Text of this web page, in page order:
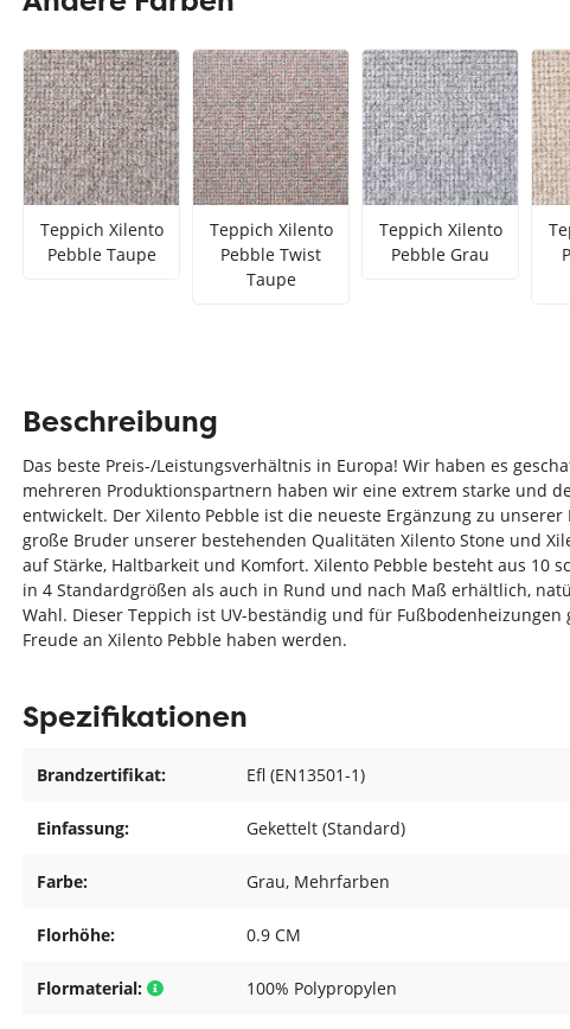
Teppich Rot
Zur Kategorie Teppich Farben
Zur Kategorie Teppich Sorten
Teppich Xilento
Pebble Taupe
Teppich Xilento
Pebble Twist
Taupe
Teppich Xilento
Pebble Grau
Beschreibung
Das beste Preis-/Leistungsverhältnis in Europa! Wir haben es
mehreren Produktionspartnern haben wir eine extrem starke und
entwickelt. Der Xilento Pebble ist die neueste Ergänzung zu
große Bruder unserer bestehenden Qualitäten Xilento Stone und
auf Stärke, Haltbarkeit und Komfort. Xilento Pebble besteht aus 10
in 4 Standardgrößen als auch in Rund und nach Maß erhältlich,
Wahl. Dieser Teppich ist UV-beständig und für Fußbodenheizungen
Freude an Xilento Pebble haben werden.
Spezifikationen
Brandzertifikat: Efl (EN13501-1)
Einfassung: Gekettelt (Standard)
Farbe: Grau, Mehrfarben
Florhöhe: 0.9 CM
Flormaterial: 100% Polypropylen